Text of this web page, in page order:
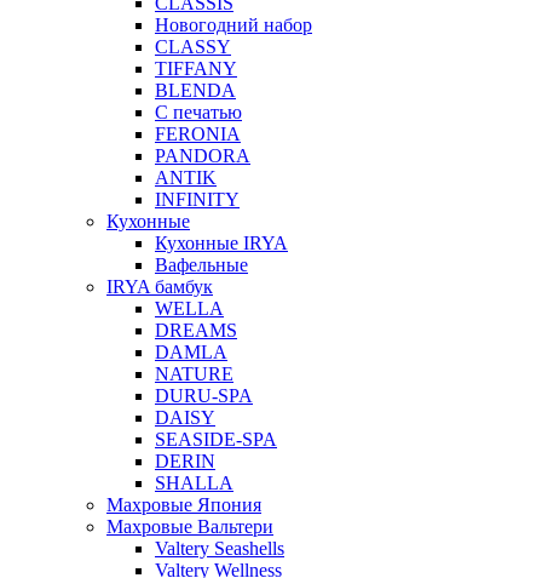
Новогодний набор
CLASSY
TIFFANY
BLENDA
С печатью
FERONIA
PANDORA
ANTIK
INFINITY
Кухонные
Кухонные IRYA
Вафельные
IRYA бамбук
WELLA
DREAMS
DAMLA
NATURE
DURU-SPA
DAISY
SEASIDE-SPA
DERIN
SHALLA
Махровые Япония
Махровые Вальтери
Valtery Seashells
Valtery Wellness